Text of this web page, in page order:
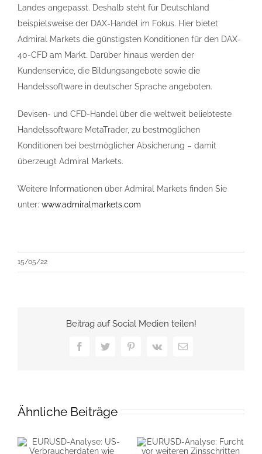
Landes angepasst. Deshalb steht für Deutschland
beispielsweise der DAX-Handel im Fokus. Hier bietet
Admiral Markets die günstigsten Konditionen für den DAX-
40-CFD am Markt. Darüber hinaus werden der
Kundenservice, die Bildungsangebote sowie die
Handelssoftware in deutscher Sprache angeboten.
Devisen- und CFD-Handel über die weltweit beliebteste
Handelssoftware MetaTrader, zu bestmöglichen
Konditionen bei bestmöglicher Absicherung – damit
überzeugt Admiral Markets.
Weitere Informationen über Admiral Markets finden Sie
unter: www.admiralmarkets.com
15/05/22
Beitrag auf Social Medien teilen!
FacebookTwitterPinterest
Vk
E-
Ähnliche Beiträge